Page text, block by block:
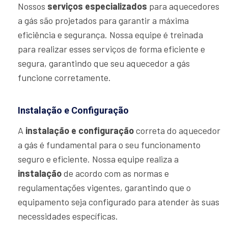
Nossos serviços especializados para aquecedores
a gás são projetados para garantir a máxima
eficiência e segurança. Nossa equipe é treinada
para realizar esses serviços de forma eficiente e
segura, garantindo que seu aquecedor a gás
funcione corretamente.
Instalação e Configuração
A instalação e configuraçãocorreta do aquecedor
a gás é fundamental para o seu funcionamento
seguro e eficiente. Nossa equipe realiza a
instalaçãode acordo com as normas e
regulamentações vigentes, garantindo que o
equipamento seja configurado para atender às suas
necessidades específicas.